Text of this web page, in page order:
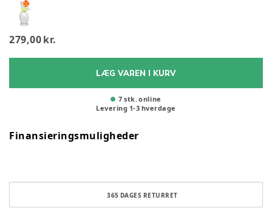
279,00 kr.
LÆG VAREN I KURV
7 stk. online
Levering 1-3 hverdage
Finansieringsmuligheder
365 DAGES RETURRET